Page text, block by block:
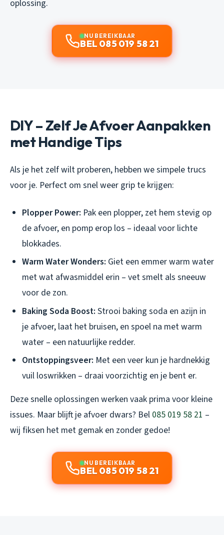
oplossing.
NU BEREIKBAAR
BEL 085 019 58 21
DIY – Zelf Je Afvoer Aanpakken
met Handige Tips
Als je het zelf wilt proberen, hebben we simpele trucs
voor je. Perfect om snel weer grip te krijgen:
Plopper Power: Pak een plopper, zet hem stevig op
de afvoer, en pomp erop los – ideaal voor lichte
blokkades.
Warm Water Wonders: Giet een emmer warm water
met wat afwasmiddel erin – vet smelt als sneeuw
voor de zon.
Baking Soda Boost: Strooi baking soda en azijn in
je afvoer, laat het bruisen, en spoel na met warm
water – een natuurlijke redder.
Ontstoppingsveer: Met een veer kun je hardnekkig
vuil loswrikken – draai voorzichtig en je bent er.
Deze snelle oplossingen werken vaak prima voor kleine
issues. Maar blijft je afvoer dwars? Bel 085 019 58 21 –
wij fiksen het met gemak en zonder gedoe!
NU BEREIKBAAR
BEL 085 019 58 21